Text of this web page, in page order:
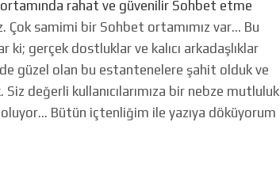
rahat ve güvenilir Sohbet etme
Çok samimi bir Sohbet ortamımız var… Bu
ki; gerçek dostluklar ve kalıcı arkadaşlıklar
güzel olan bu estantenelere şahit olduk ve
değerli kullanıcılarımıza bir nebze mutluluk
Bütün içtenliğim ile yazıya döküyorum